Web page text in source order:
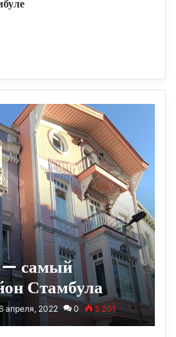
— самый
Стамбула
апреля, 2022 0 5 201